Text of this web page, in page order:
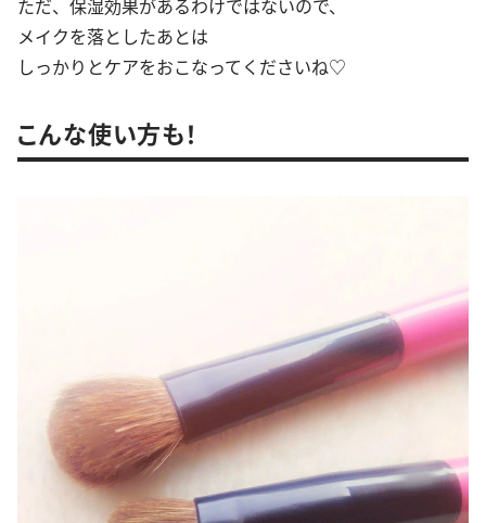
ただ、保湿効果があるわけではないので、
メイクを落としたあとは
しっかりとケアをおこなってくださいね♡
こんな使い方も！